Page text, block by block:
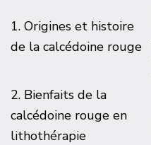
1. Origines et histoire
de la calcédoine rouge
2. Bienfaits de la
calcédoine rouge en
lithothérapie